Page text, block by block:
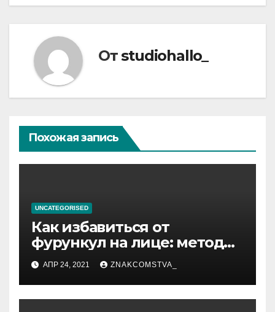
Отstudiohallo_
Похожая запись
UNCATEGORISED
Как избавиться от
фурункул на лице: методы
лечения
АПР 24, 2021 ZNAKCOMSTVA_